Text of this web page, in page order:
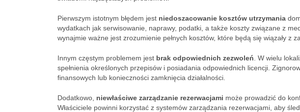
Pierwszym istotnym błędem jest niedoszacowanie kosztów utrzymania
wydatkach jak serwisowanie, naprawy, podatki, a także koszty związane z
wynajmie ważne jest zrozumienie pełnych kosztów, które będą się wiązały z
Innym częstym problemem jest brak odpowiednich zezwoleń . W wielu
spełnienia określonych przepisów i posiadania odpowiednich licencji.
finansowych lub konieczności zamknięcia działalności.
Dodatkowo, niewłaściwe zarządzanie rezerwacjami może prowadzić do
Właściciele powinni korzystać z systemów zarządzania rezerwacjami, aby